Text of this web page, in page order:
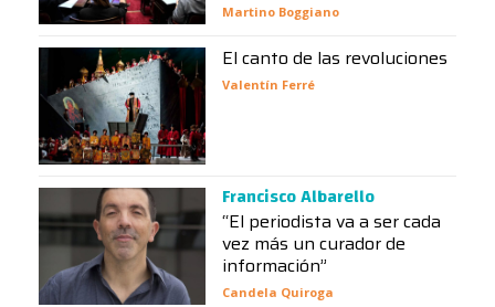
Martino Boggiano
El canto de las revoluciones
Valentín Ferré
Francisco Albarello
“El periodista va a ser cada
vez más un curador de
información”
Candela Quiroga